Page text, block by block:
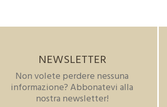
NEWSLETTER
Non volete perdere nessuna
informazione? Abbonatevi alla
nostra newsletter!